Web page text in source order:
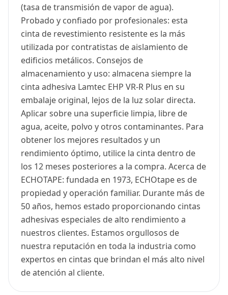
(tasa de transmisión de vapor de agua).
Probado y confiado por profesionales: esta
cinta de revestimiento resistente es la más
utilizada por contratistas de aislamiento de
edificios metálicos. Consejos de
almacenamiento y uso: almacena siempre la
cinta adhesiva Lamtec EHP VR-R Plus en su
embalaje original, lejos de la luz solar directa.
Aplicar sobre una superficie limpia, libre de
agua, aceite, polvo y otros contaminantes. Para
obtener los mejores resultados y un
rendimiento óptimo, utilice la cinta dentro de
los 12 meses posteriores a la compra. Acerca de
ECHOTAPE: fundada en 1973, ECHOtape es de
propiedad y operación familiar. Durante más de
50 años, hemos estado proporcionando cintas
adhesivas especiales de alto rendimiento a
nuestros clientes. Estamos orgullosos de
nuestra reputación en toda la industria como
expertos en cintas que brindan el más alto nivel
de atención al cliente.